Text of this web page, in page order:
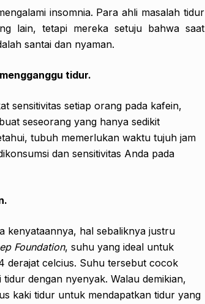
insomnia. Para ahli masalah tidur
lain, tetapi mereka setuju bahwa saat
santai dan nyaman.
tidur.
sensitivitas setiap orang pada kafein,
seseorang yang hanya sedikit
tubuh memerlukan waktu tujuh jam
dan sensitivitas Anda pada
kenyataannya, hal sebaliknya justru
Foundation, suhu yang ideal untuk
derajat celcius. Suhu tersebut cocok
dengan nyenyak. Walau demikian,
kaki tidur untuk mendapatkan tidur yang